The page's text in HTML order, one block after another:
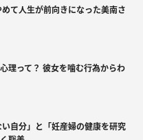
めて人生が前向きになった美南さ
理って？ 彼女を噛む行為からわ
い自分」と「妊産婦の健康を研究